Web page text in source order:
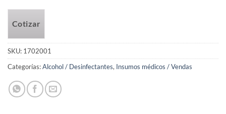
Cotizar
SKU: 1702001
Categorías:Alcohol / Desinfectantes, Insumos médicos / Vendas